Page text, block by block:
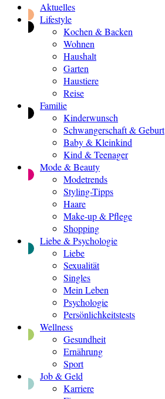
Aktuelles
Lifestyle
Kochen & Backen
Wohnen
Haushalt
Garten
Haustiere
Reise
Familie
Kinderwunsch
Schwangerschaft & Geburt
Baby & Kleinkind
Kind & Teenager
Mode & Beauty
Modetrends
Styling-Tipps
Haare
Make-up & Pflege
Shopping
Liebe & Psychologie
Liebe
Sexualität
Singles
Mein Leben
Psychologie
Persönlichkeitstests
Wellness
Gesundheit
Ernährung
Sport
Job & Geld
Karriere